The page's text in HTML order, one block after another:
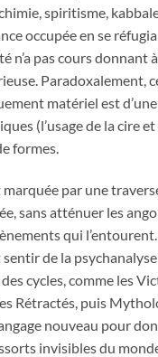
spiritisme,
occupée en se
n’a pas cours donnant
Paradoxalement,
matériel est
(l’usage de la cire
formes.
marquée par une
sans atténuer les
qui l’entourent.
de la
cycles, comme les
Rétractés, puis
nouveau pour
invisibles du